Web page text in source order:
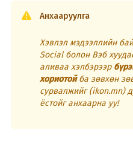
Анхааруулга
Хэвлэл мэдээллийн
Social болон Вэб
аливаа хэлбэрээр
хориотойба зөвхөн
сурвалжийг (ikon.mn)
ёстойг анхаарна уу!